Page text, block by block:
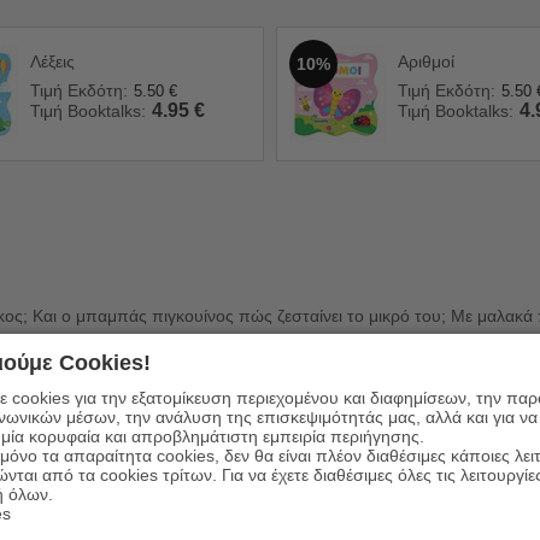
Λέξεις
Τιμή Εκδότη: 5.50 €
Τιμή Booktalks: 4.95 €
10%
Αριθμοί
Τιμή Εκδότη: 5.50
Τιμή Booktalks:
Και ο μπαμπάς πιγκουίνος πώς ζεσταίνει το μικρό του; Με
Cookies!
cookies για την εξατομίκευση περιεχομένου και διαφημίσεων, την
μέσων, την ανάλυση της επισκεψιμότητάς μας, αλλά και για
κορυφαία και απροβλημάτιστη εμπειρία περιήγησης.
τα απαραίτητα cookies, δεν θα είναι πλέον διαθέσιμες κάποιες
από τα cookies τρίτων. Για να έχετε διαθέσιμες όλες τις
όλων.